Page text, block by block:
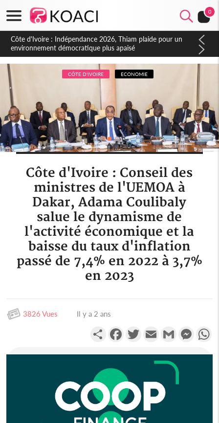
0
Côte d'Ivoire : Concours INFAS 2026, les convocations
seront disponibles à compter du samedi
CÔTE D'IVOIRE ECONOMIE
Côte d'Ivoire : Conseil des
ministres de l'UEMOA à
Dakar, Adama Coulibaly
salue le dynamisme de
l'activité économique et la
baisse du taux d'inflation
passé de 7,4% en 2022 à 3,7%
en 2023
3826 Vues Il y a 2 ans
PartagerFacebookTwitterEmail Gmail